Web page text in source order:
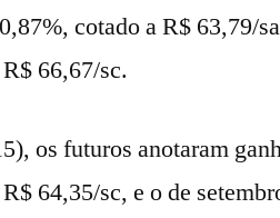
cotado a R$ 63,79/
66,67/sc.
os futuros anotaram
64,35/sc, e o de